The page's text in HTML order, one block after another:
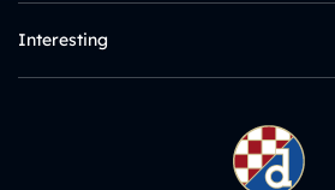
Interesting